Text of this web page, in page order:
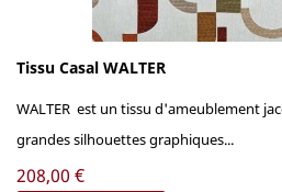
Tissu Casal WALTER
WALTER est un tissu d'ameublement
grandes silhouettes graphiques...
Prix
208,00 €